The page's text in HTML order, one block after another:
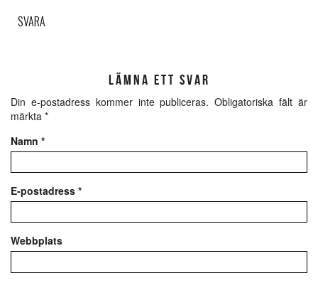
SVARA
LÄMNA ETT SVAR
Din e-postadress kommer inte publiceras. Obligatoriska fält är
märkta *
Namn *
E-postadress *
Webbplats